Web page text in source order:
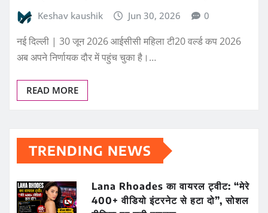
Keshav kaushik Jun 30, 2026 0
नई दिल्ली | 30 जून 2026 आईसीसी महिला टी20 वर्ल्ड कप 2026
अब अपने निर्णायक दौर में पहुंच चुका है।…
READ MORE
TRENDING NEWS
Lana Rhoades का वायरल ट्वीट: “मेरे
400+ वीडियो इंटरनेट से हटा दो”, सोशल